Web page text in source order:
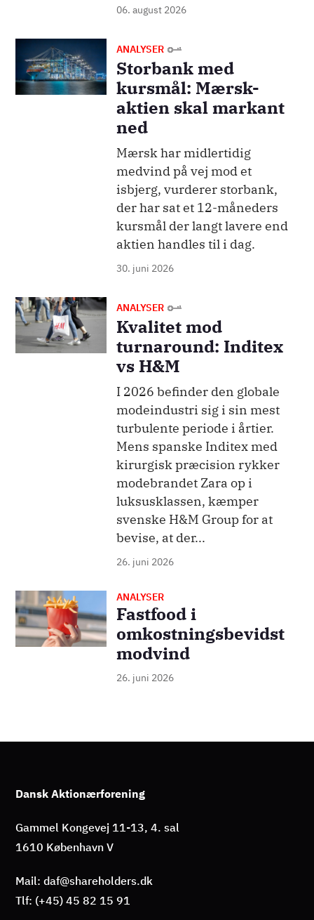
06. august 2026
Billede ANALYSER
Storbank med
kursmål: Mærsk-
aktien skal markant
ned
Mærsk har midlertidig
medvind på vej mod et
isbjerg, vurderer storbank,
der har sat et 12-måneders
kursmål der langt lavere end
aktien handles til i dag.
30. juni 2026
Billede ANALYSER
Kvalitet mod
turnaround: Inditex
vs H&M
I 2026 befinder den globale
modeindustri sig i sin mest
turbulente periode i årtier.
Mens spanske Inditex med
kirurgisk præcision rykker
modebrandet Zara op i
luksusklassen, kæmper
svenske H&M Group for at
bevise, at der...
26. juni 2026
Billede ANALYSER
Fastfood i
omkostningsbevidst
modvind
26. juni 2026
Dansk Aktionærforening
Gammel Kongevej 11-13, 4. sal
1610 København V
Mail: daf@shareholders.dk
Tlf: (+45) 45 82 15 91